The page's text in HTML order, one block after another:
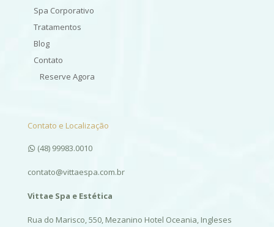
Spa Corporativo
Tratamentos
Blog
Contato
Reserve Agora
Contato e Localização
(48) 99983.0010
contato@vittaespa.com.br
Vittae Spa e Estética
Rua do Marisco, 550, Mezanino Hotel Oceania, Ingleses